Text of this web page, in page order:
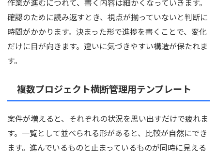
作業が進むにつれて、書く内容は細かくなっていきます。
確認のために読み返すとき、視点が揃っていないと判断に
時間がかかります。決まった形で進捗を書くことで、変化
だけに目が向きます。違いに気づきやすい構造が保たれま
す。
複数プロジェクト横断管理用テンプレート
案件が増えると、それぞれの状況を思い出すだけで疲れま
す。一覧として並べられる形があると、比較が自然にでき
ます。進んでいるものと止まっているものが同時に見える